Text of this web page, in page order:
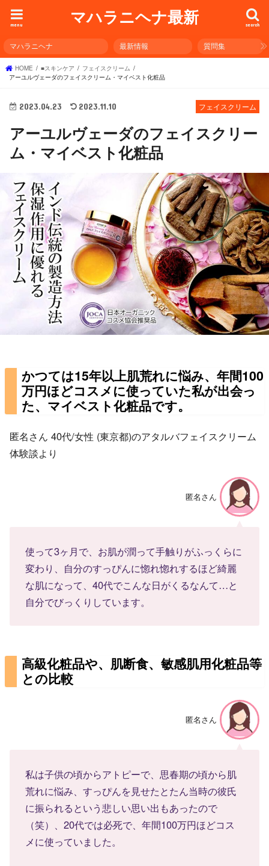
マハラニヘナ最新 search
menu
マハラニヘナ 最新情報 質問集
HOME ■スキンケア
フェイスクリーム
アーユルヴェーダのフェイスクリーム・マイベスト化粧品
フェイスクリーム
2023.04.23 2023.11.10
アーユルヴェーダのフェイスクリー
ム・マイベスト化粧品
かつては15年以上肌荒れに悩み、年間100
万円ほどコスメに使っていた私が出会っ
た、マイベスト化粧品です。
匿名さん 40代/女性 (東京都)のアタルバフェイスクリーム
体験談より
匿名さん
使って3ヶ月で、お肌が潤って手触りがふっくらに
変わり、自分のすっぴんに惚れ惚れするほど綺麗
な肌になって、40代でこんな日がくるなんて…と
自分でびっくりしています。
高級化粧品や、肌断食、敏感肌用化粧品等
との比較
匿名さん
私は子供の頃からアトピーで、思春期の頃から肌
荒れに悩み、すっぴんを見せたとたん当時の彼氏
に振られるという悲しい思い出もあったので
（笑）、20代では必死で、年間100万円ほどコス
メに使っていました。